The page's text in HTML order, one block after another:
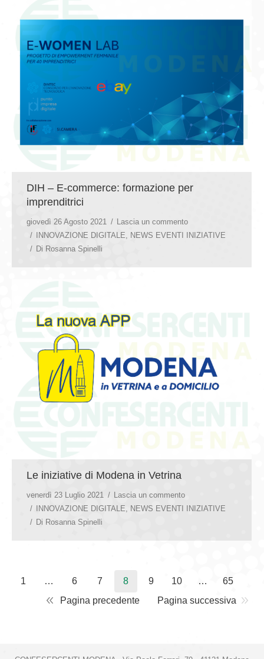
DIH – E-commerce: formazione per
imprenditrici
giovedì 26 Agosto 2021
Lascia un commento
INNOVAZIONE DIGITALE, NEWS EVENTI INIZIATIVE
Di Rosanna Spinelli
Le iniziative di Modena in Vetrina
venerdì 23 Luglio 2021
Lascia un commento
INNOVAZIONE DIGITALE
NEWS EVENTI INIZIATIVE
Di Rosanna Spinelli
1 … 6 7 8 9 10 …
65
Pagina precedente
Pagina successiva